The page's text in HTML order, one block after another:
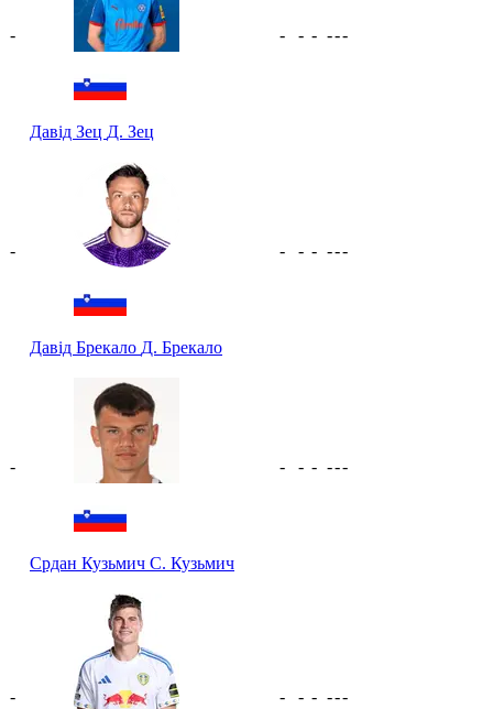
-
Давід Зец Д. Зец
- - - ---
-
Давід Брекало Д. Брекало
- - - ---
-
Срдан Кузьмич С. Кузьмич
- - - ---
- - - - ---